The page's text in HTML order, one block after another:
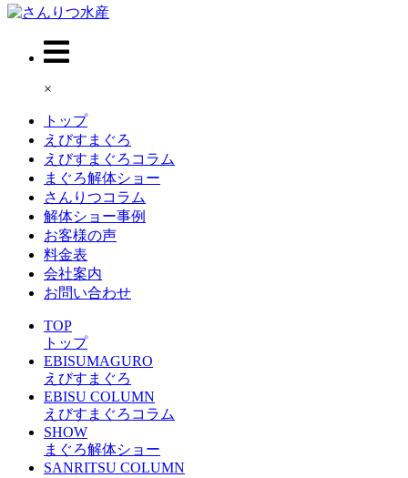
×
トップ
えびすまぐろ
えびすまぐろコラム
まぐろ解体ショー
さんりつコラム
解体ショー事例
お客様の声
料金表
会社案内
お問い合わせ
TOP
トップ
EBISUMAGURO
えびすまぐろ
EBISU COLUMN
えびすまぐろコラム
SHOW
まぐろ解体ショー
SANRITSU COLUMN